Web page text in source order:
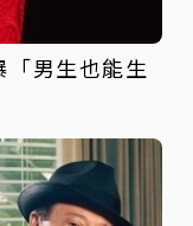
男生也能生